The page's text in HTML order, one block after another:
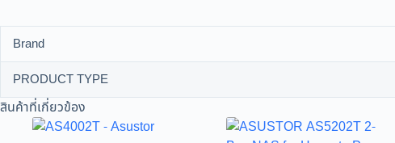
Brand
PRODUCT TYPE
สินค้าที่เกี่ยวข้อง